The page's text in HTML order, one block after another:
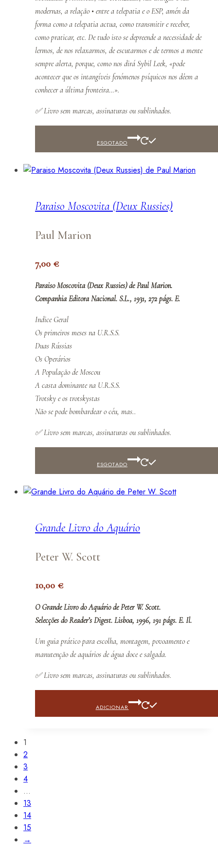
modernas, a relação • entre a telepatia e o ESP, amén da
forma como a telepatia actua, como transmitir e receber,
como praticar, etc. De tudo isto se depreende a necessidade de
lermos, de nos relaxarmos, de escutarmos e de termos a mente
sempre alerta, porque, como nos dirá Sybil Leek, «pode
acontecer que os intangíveis fenómenos psíquicos nos dêem a
conhecer a última fronteira…».
✅Livro sem marcas, assinaturas ou sublinhados.
ESGOTADO
Paraiso Moscovita (Deux Russies)
Paul Marion
7,00 €
Paraiso Moscovita (Deux Russies) de Paul Marion.
Companhia Editora Nacional. S.L., 1931, 272 págs. E.
Indice Geral
Os primeiros meses na U.R.S.S.
Duas Rússias
Os Operários
A População de Moscou
A casta dominante na U.R.S.S.
Trotsky e os trotskystas
Não se pode bombardear o céu, mas..
✅Livro sem marcas, assinaturas ou sublinhados.
ESGOTADO
Grande Livro do Aquário
Peter W. Scott
10,00 €
O Grande Livro do Aquário de Peter W. Scott.
Selecções do Reader’s Digest. Lisboa, 1996, 191 págs. E. Il.
Um guia prático para escolha, montagem, povoamento e
manutenção de aquários de água doce e salgada.
✅Livro sem marcas, assinaturas ou sublinhados.
ADICIONAR
1
2
3
4
…
13
14
15
→